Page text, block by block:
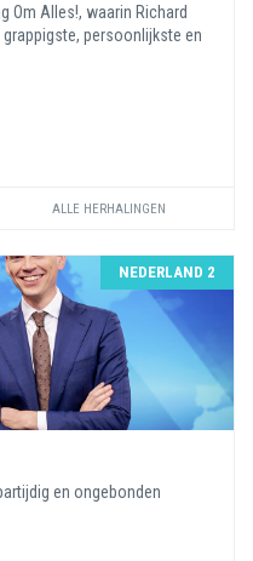
Om Alles!, waarin Richard
persoonlijkste en
ALLE HERHALINGEN
NEDERLAND 2
en ongebonden